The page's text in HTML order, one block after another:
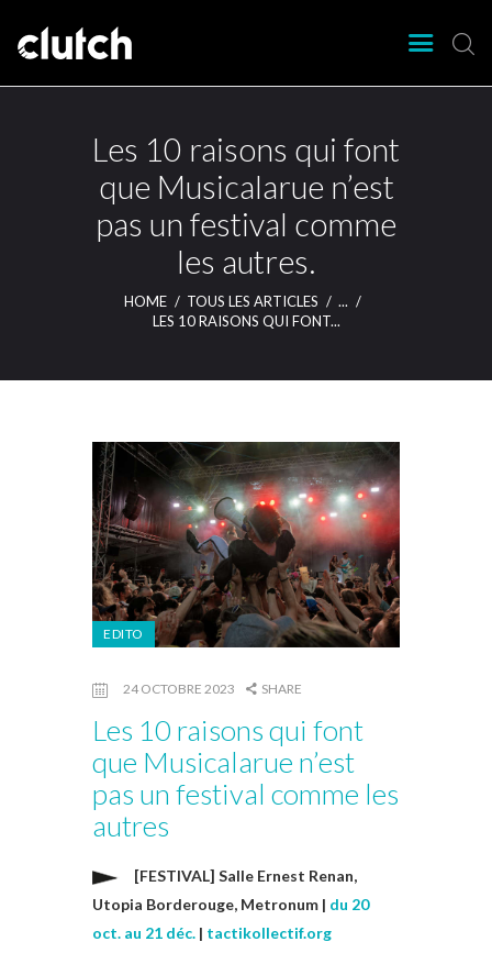
Les 10 raisons qui font
que Musicalarue n’est
pas un festival comme
les autres.
HOME TOUS LES ARTICLES
...
LES 10 RAISONS QUI FONT...
Clutch Webzine
Agenda
Nos éditions
Magazine
Articles
EDITO
24 OCTOBRE 2023 SHARE
Les 10 raisons qui font
que Musicalarue n’est
pas un festival comme les
autres
[FESTIVAL] Salle Ernest Renan,
Utopia Borderouge, Metronum | du 20
oct. au 21 déc. | tactikollectif.org